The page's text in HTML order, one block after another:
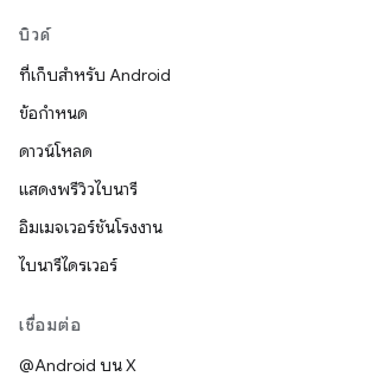
บิวด์
ที่เก็บสำหรับ Android
ข้อกำหนด
ดาวน์โหลด
แสดงพรีวิวไบนารี
อิมเมจเวอร์ชันโรงงาน
ไบนารีไดรเวอร์
เชื่อมต่อ
@Android บน X